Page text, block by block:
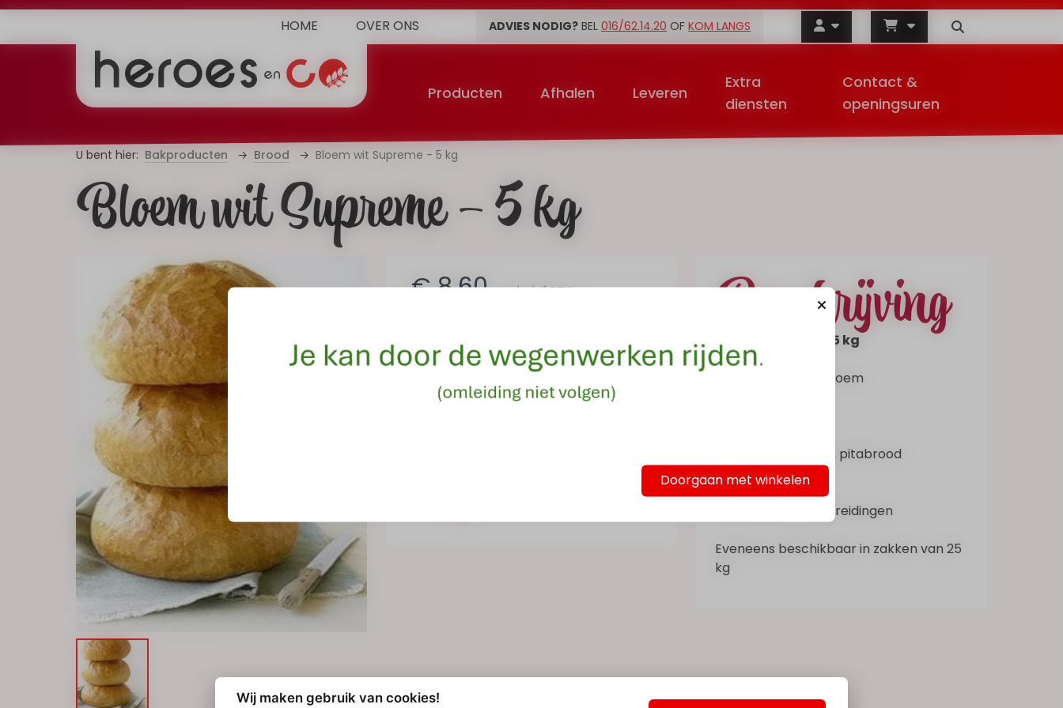
HOME OVER ONS ADVIES NODIG? BEL 016/62.14.20 OF KOM LANGS
Producten Afhalen Leveren
Extra
diensten
Contact &
openingsuren
Bakproducten Brood Bloem wit Supreme - 5 kg
Bloem wit Supreme - 5 kg
€ 8,60
Dit product kan niet online gekocht
Beschrijving
Bloem Supreme - 5 kg
Standaard Tarwebloem
- brood, stokbrood, pitabrood
- pannenkoeken
- in al uw keukenbereidingen
Eveneens beschikbaar in zakken van 25
kg
Doorgaan met winkelen
Wij maken gebruik van cookies!